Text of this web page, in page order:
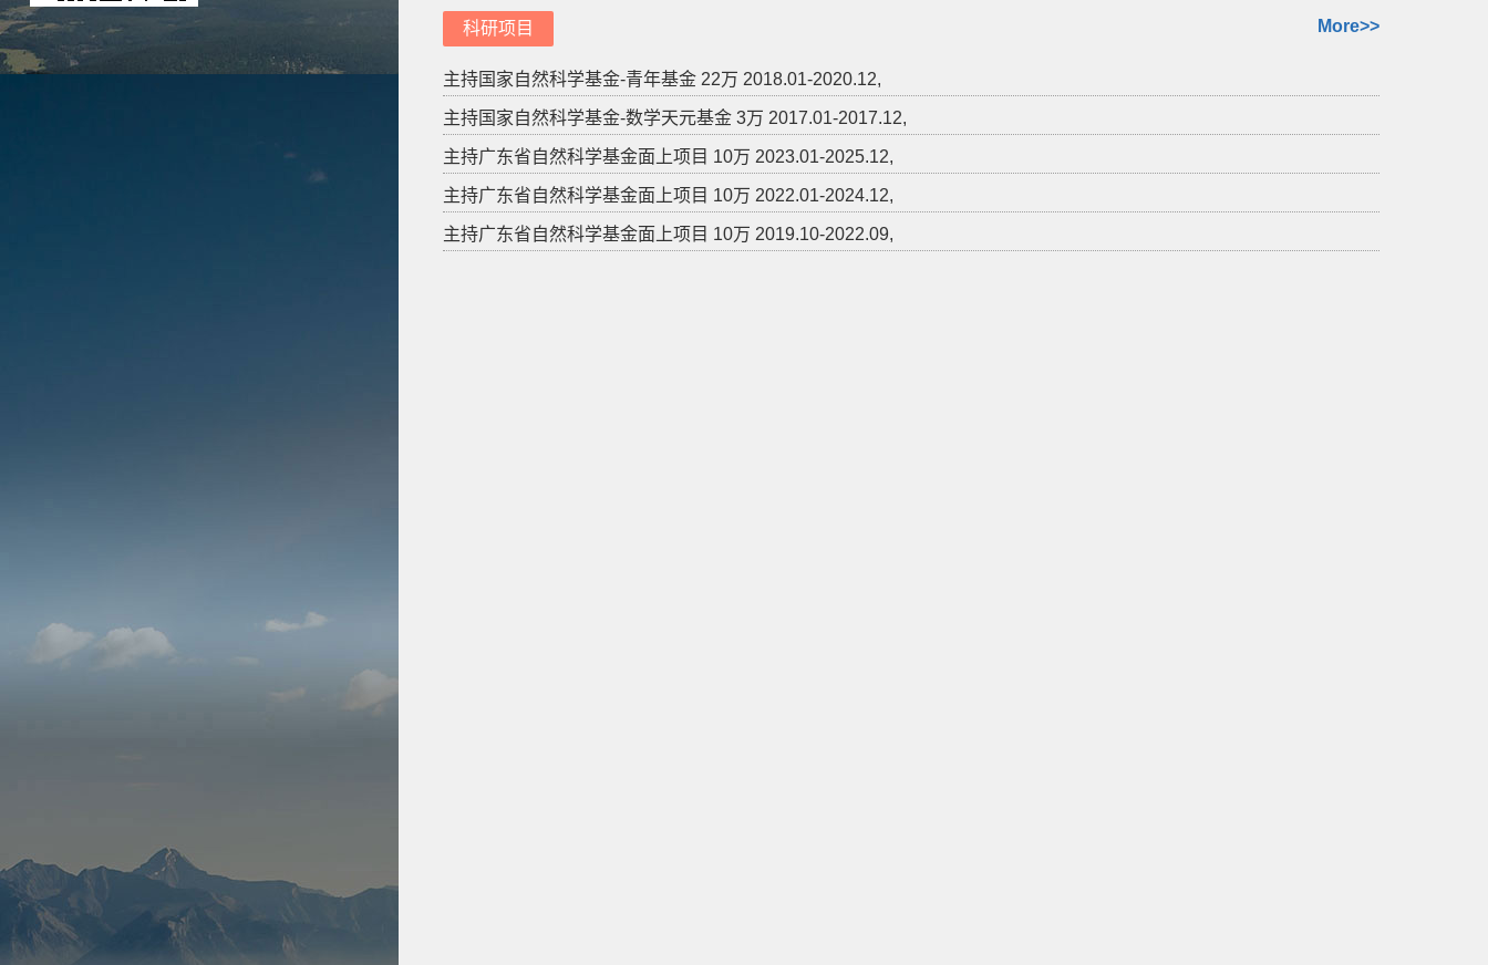
科研项目 More>>
主持国家自然科学基金-青年基金 22万 2018.01-2020.12,
主持国家自然科学基金-数学天元基金 3万 2017.01-2017.12,
主持广东省自然科学基金面上项目 10万 2023.01-2025.12,
主持广东省自然科学基金面上项目 10万 2022.01-2024.12,
主持广东省自然科学基金面上项目 10万 2019.10-2022.09,